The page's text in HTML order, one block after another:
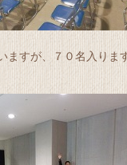
ますが、７０名入りま